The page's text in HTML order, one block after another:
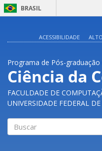
BRASIL
ACESSIBILIDADE
Programa de Pós-graduação
Ciência da
FACULDADE DE
UNIVERSIDADE FEDERAL